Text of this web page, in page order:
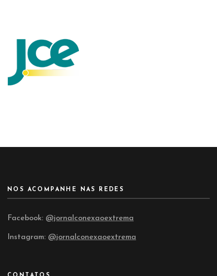
NOS ACOMPANHE NAS REDES
Facebook: @jornalconexaoextrema
Instagram: @jornalconexaoextrema